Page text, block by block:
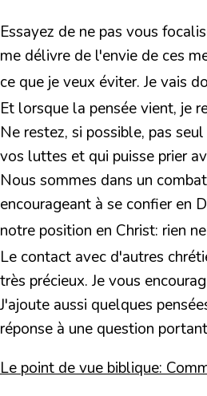
Essayez de ne pas vous
me délivre de l'envie de ces
ce que je veux éviter. Je vais
Et lorsque la pensée vient, je
Ne restez, si possible, pas
vos luttes et qui puisse prier
Nous sommes dans un
encourageant à se confier en
notre position en Christ: rien
Le contact avec d'autres
très précieux. Je vous
J'ajoute aussi quelques
réponse à une question
Le point de vue biblique: